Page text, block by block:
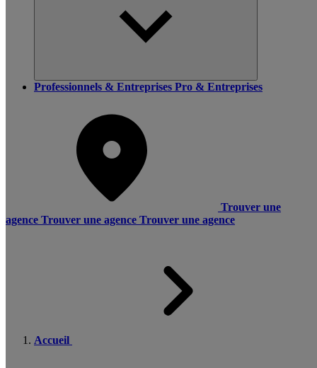
Professionnels & Entreprises Pro & Entreprises
Trouver une
agence Trouver une agence Trouver une agence
Accueil